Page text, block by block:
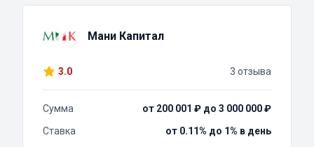
Мани Капитал
3.0 3 отзыва
Сумма
от 200 001 ₽ до 3 000 000 ₽
Ставка
от 0.11% до 1% в день